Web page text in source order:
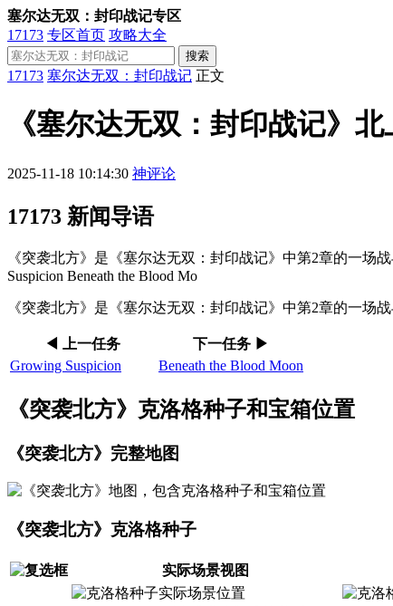
塞尔达无双：封印战记专区
17173 专区首页 攻略大全
搜索
17173 塞尔达无双：封印战记 正文
《塞尔达无双：封印战记》
2025-11-18 10:14:30 神评论
17173 新闻导语
《突袭北方》是《塞尔达无双：封印战记》中第2章的一
Suspicion Beneath the Blood Mo
《突袭北方》是《塞尔达无双：封印战记》中第2章的一场
◀ 上一任务
下一任务 ▶
Growing Suspicion
Beneath the Blood Moon
《突袭北方》克洛格种子和宝箱位置
《突袭北方》完整地图
《突袭北方》克洛格种子
实际场景视图